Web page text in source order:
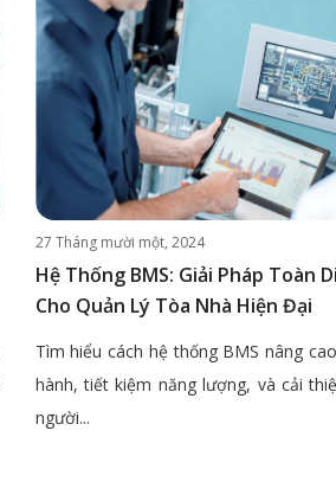
27 Tháng mười một, 2024
Hệ Thống BMS: Giải Pháp Toàn
Cho Quản Lý Tòa Nhà Hiện Đại
Tìm hiểu cách hệ thống BMS nâng
hành, tiết kiệm năng lượng, và cải
người...